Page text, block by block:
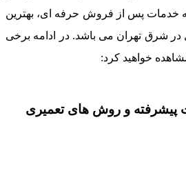
خدمات پس از فروش حرفه ای، بهترین
شرق تهران می باشد. در ادامه برخی
خواهید کرد:
پیشرفته و روش های تعمیری